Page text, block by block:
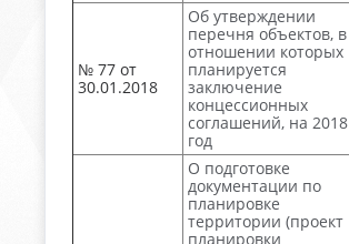
№ 77 от
30.01.2018
Об утверждении
перечня объектов, в
отношении которых
планируется
заключение
концессионных
соглашений, на 2018
год
О подготовке
документации по
планировке
территории (проект
планировки